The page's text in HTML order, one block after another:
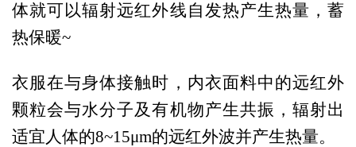
体就可以辐射远红外线自发热产生热量，蓄
热保暖~
衣服在与身体接触时，内衣面料中的远红外
颗粒会与水分子及有机物产生共振，辐射出
适宜人体的8~15μm的远红外波并产生热量。